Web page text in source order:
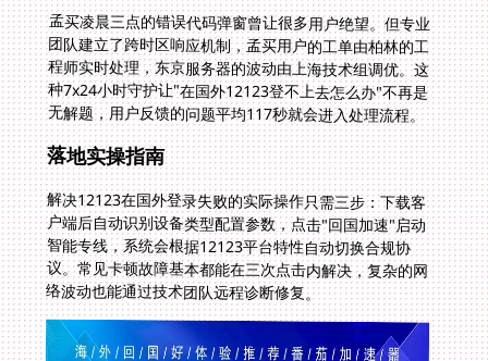
孟买凌晨三点的错误代码弹窗曾让很多用户绝望。但专业
团队建立了跨时区响应机制，孟买用户的工单由柏林的工
程师实时处理，东京服务器的波动由上海技术组调优。这
种7x24小时守护让"在国外12123登不上去怎么办"不再是
无解题，用户反馈的问题平均117秒就会进入处理流程。
落地实操指南
解决12123在国外登录失败的实际操作只需三步：下载客
户端后自动识别设备类型配置参数，点击"回国加速"启动
智能专线，系统会根据12123平台特性自动切换合规协
议。常见卡顿故障基本都能在三次点击内解决，复杂的网
络波动也能通过技术团队远程诊断修复。